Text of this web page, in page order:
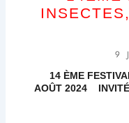
9
14 ÈME
AOÛT 2024